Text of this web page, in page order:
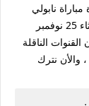
نابولي
وقره باغ بث مباشر في دوري أبطال أوروبا اليوم الثلاثاء 25 نوفمبر
الناقلة
لـ مباراة نابولي وقره باغ الثلاثاء القادمة 25/11/2025 ، والأن نترك